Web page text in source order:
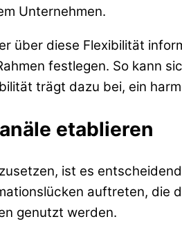
Unternehmen.
über diese Flexibilität
festlegen. So kann
trägt dazu bei, ein
etablieren
ist es
auftreten, die
genutzt werden.